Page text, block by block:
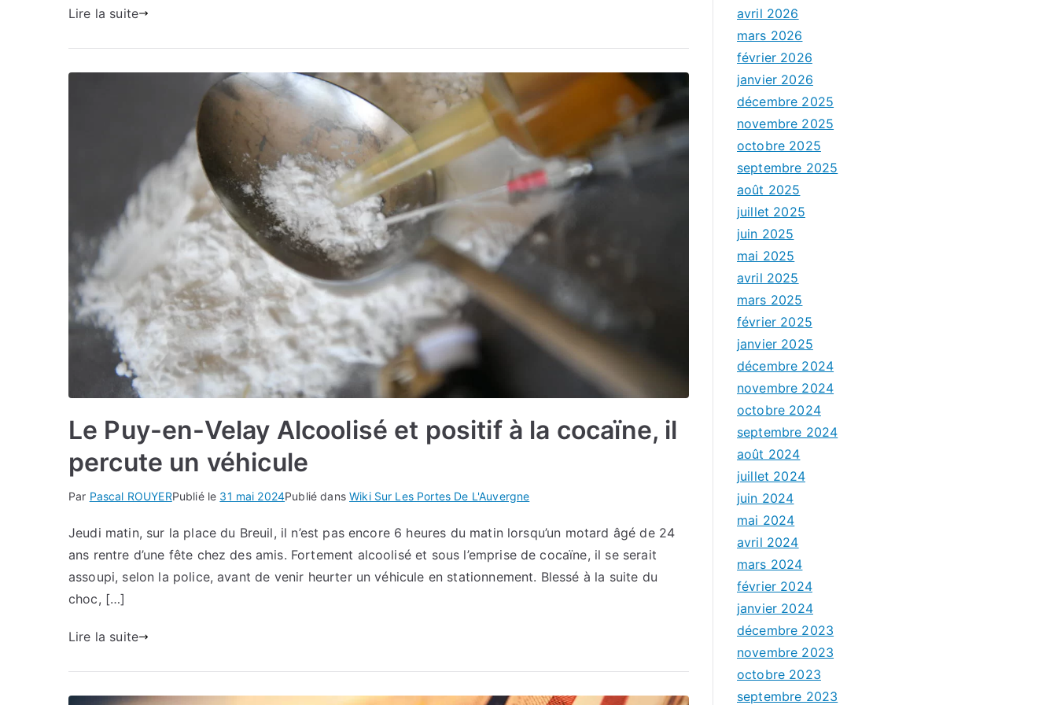
Lire la suite
Le Puy-en-Velay Alcoolisé et positif à la cocaïne, il
percute un véhicule
Par Pascal ROUYERPublié le 31 mai 2024Publié dansWiki Sur Les Portes De L'Auvergne
Jeudi matin, sur la place du Breuil, il n’est pas encore 6 heures du matin lorsqu’un motard âgé de 24
ans rentre d’une fête chez des amis. Fortement alcoolisé et sous l’emprise de cocaïne, il se serait
assoupi, selon la police, avant de venir heurter un véhicule en stationnement. Blessé à la suite du
choc, […]
Lire la suite
avril 2026
mars 2026
février 2026
janvier 2026
décembre 2025
novembre 2025
octobre 2025
septembre 2025
août 2025
juillet 2025
juin 2025
mai 2025
avril 2025
mars 2025
février 2025
janvier 2025
décembre 2024
novembre 2024
octobre 2024
septembre 2024
août 2024
juillet 2024
juin 2024
mai 2024
avril 2024
mars 2024
février 2024
janvier 2024
décembre 2023
novembre 2023
octobre 2023
septembre 2023